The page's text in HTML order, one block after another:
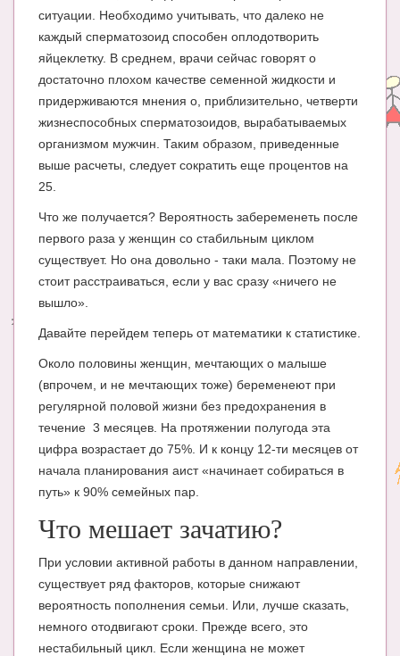
ситуации. Необходимо учитывать, что далеко не
каждый сперматозоид способен оплодотворить
яйцеклетку. В среднем, врачи сейчас говорят о
достаточно плохом качестве семенной жидкости и
придерживаются мнения о, приблизительно, четверти
жизнеспособных сперматозоидов, вырабатываемых
организмом мужчин. Таким образом, приведенные
выше расчеты, следует сократить еще процентов на
25.
Что же получается? Вероятность забеременеть после
первого раза у женщин со стабильным циклом
существует. Но она довольно - таки мала. Поэтому не
стоит расстраиваться, если у вас сразу «ничего не
вышло».
Давайте перейдем теперь от математики к статистике.
Около половины женщин, мечтающих о малыше
(впрочем, и не мечтающих тоже) беременеют при
регулярной половой жизни без предохранения в
течение 3 месяцев. На протяжении полугода эта
цифра возрастает до 75%. И к концу 12-ти месяцев от
начала планирования аист «начинает собираться в
путь» к 90% семейных пар.
Что мешает зачатию?
При условии активной работы в данном направлении,
существует ряд факторов, которые снижают
вероятность пополнения семьи. Или, лучше сказать,
немного отодвигают сроки. Прежде всего, это
нестабильный цикл. Если женщина не может